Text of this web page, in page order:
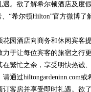
。欲了解希尔顿酒店及度
“希尔顿Hilton”官方微博了
园酒店向商务和休闲宾
于让每位宾客的旅宿之行
繁忙之余，享受明快热
通过hiltongardeninn.com
客房并享受即时礼遇。欲